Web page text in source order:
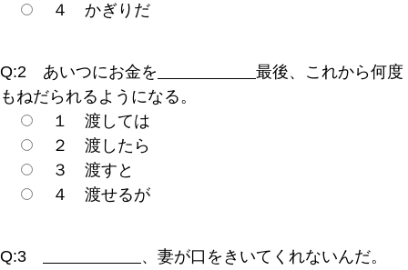
４ かぎりだ
Q:2 あいつにお金を
最後、これから何度
もねだられるようになる。
１ 渡しては
２ 渡したら
３ 渡すと
４ 渡せるが
Q:3
、妻が口をきいてくれないんだ。